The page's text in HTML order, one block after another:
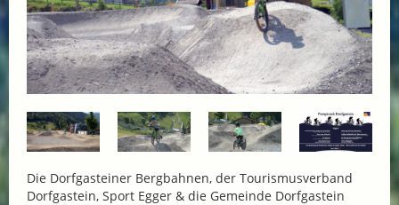
Die Dorfgasteiner Bergbahnen, der Tourismusverband
Dorfgastein, Sport Egger & die Gemeinde Dorfgastein